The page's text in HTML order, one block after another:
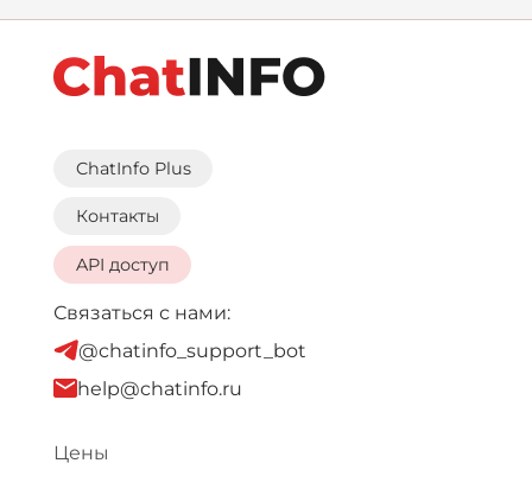
ChatInfo Plus
Контакты
API доступ
Связаться с нами:
@chatinfo_support_bot
help@chatinfo.ru
Цены